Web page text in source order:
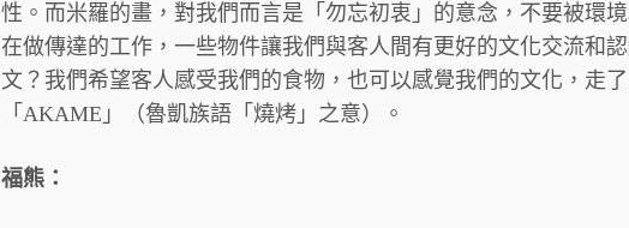
性。而米羅的畫，對我們而言是「勿忘初衷」的意念，不要被環
在做傳達的工作，一些物件讓我們與客人間有更好的文化交流和
文？我們希望客人感受我們的食物，也可以感覺我們的文化，走
「AKAME」（魯凱族語「燒烤」之意）。
福熊：